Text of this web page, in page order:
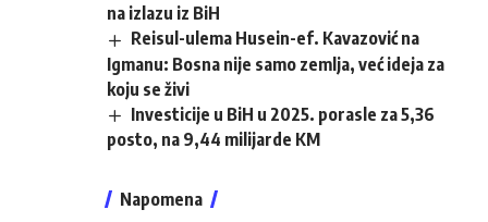
na izlazu iz BiH
Reisul-ulema Husein-ef. Kavazović na
Igmanu: Bosna nije samo zemlja, već ideja za
koju se živi
Investicije u BiH u 2025. porasle za 5,36
posto, na 9,44 milijarde KM
Napomena